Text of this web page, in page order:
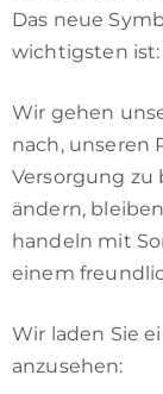
Das neue
wichtigsten ist:
Wir gehen
nach, unseren
Versorgung zu
ändern,
handeln mit
einem
Wir laden Sie
anzusehen: